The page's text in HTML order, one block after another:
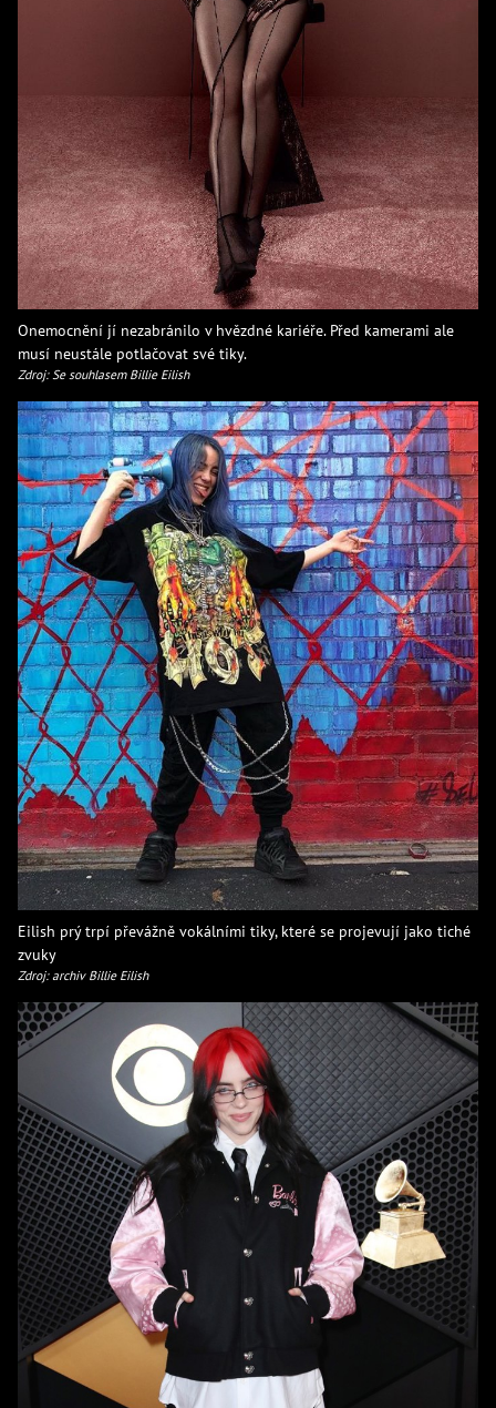
Onemocnění jí nezabránilo v hvězdné kariéře. Před kamerami ale
musí neustále potlačovat své tiky.
Zdroj: Se souhlasem Billie Eilish
Eilish prý trpí převážně vokálními tiky, které se projevují jako tiché
zvuky
Zdroj: archiv Billie Eilish